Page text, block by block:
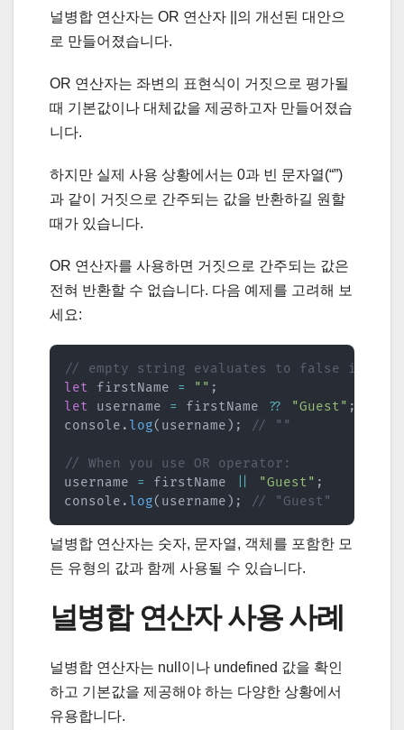
널병합 연산자는 OR 연산자 ||의 개선된 대안으
로 만들어졌습니다.
OR 연산자는 좌변의 표현식이 거짓으로 평가될
때 기본값이나 대체값을 제공하고자 만들어졌습
니다.
하지만 실제 사용 상황에서는 0과 빈 문자열(“”)
과 같이 거짓으로 간주되는 값을 반환하길 원할
때가 있습니다.
OR 연산자를 사용하면 거짓으로 간주되는 값은
전혀 반환할 수 없습니다. 다음 예제를 고려해 보
세요:
// empty string evaluates to false in
let firstName = "" ;
let username = firstName ?? "Guest" ;
console .log( username ) ; // ""
// When you use OR operator:
username = firstName "Guest" ;
console .log( username ) ; // "Guest"
널병합 연산자는 숫자, 문자열, 객체를 포함한 모
든 유형의 값과 함께 사용될 수 있습니다.
널병합 연산자 사용 사례
널병합 연산자는 null이나 undefined 값을 확인
하고 기본값을 제공해야 하는 다양한 상황에서
유용합니다.